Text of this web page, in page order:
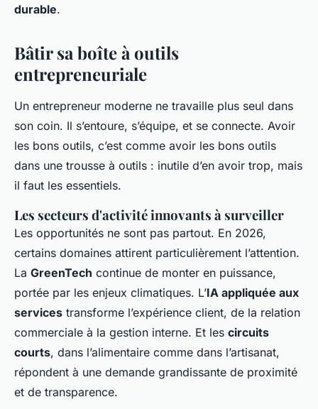
durable.
Bâtir sa boîte à outils
entrepreneuriale
Un entrepreneur moderne ne travaille plus seul dans
son coin. Il s’entoure, s’équipe, et se connecte. Avoir
les bons outils, c’est comme avoir les bons outils
dans une trousse à outils : inutile d’en avoir trop, mais
il faut les essentiels.
Les secteurs d'activité innovants à surveiller
Les opportunités ne sont pas partout. En 2026,
certains domaines attirent particulièrement l’attention.
La GreenTech continue de monter en puissance,
portée par les enjeux climatiques. L’IA appliquée aux
services transforme l’expérience client, de la relation
commerciale à la gestion interne. Et les circuits
courts, dans l’alimentaire comme dans l’artisanat,
répondent à une demande grandissante de proximité
et de transparence.